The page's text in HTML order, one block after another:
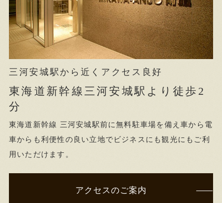
三河安城駅から近くアクセス良好
東海道新幹線三河安城駅より徒歩2
分
東海道新幹線 三河安城駅前に無料駐車場を備え車から電
車からも利便性の良い立地でビジネスにも観光にもご利
用いただけます。
アクセスのご案内